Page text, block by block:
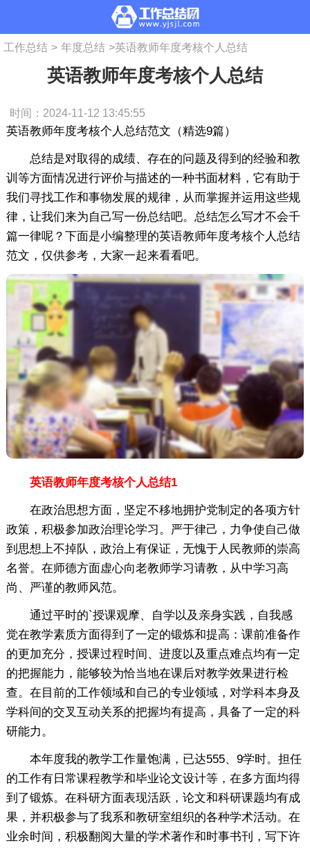
工作总结 > 年度总结 >英语教师年度考核个人总结
英语教师年度考核个人总结
时间：2024-11-12 13:45:55
英语教师年度考核个人总结范文（精选9篇）
总结是对取得的成绩、存在的问题及得到的经验和教
训等方面情况进行评价与描述的一种书面材料，它有助于
我们寻找工作和事物发展的规律，从而掌握并运用这些规
律，让我们来为自己写一份总结吧。总结怎么写才不会千
篇一律呢？下面是小编整理的英语教师年度考核个人总结
范文，仅供参考，大家一起来看看吧。
英语教师年度考核个人总结1
在政治思想方面，坚定不移地拥护党制定的各项方针
政策，积极参加政治理论学习。严于律己，力争使自己做
到思想上不掉队，政治上有保证，无愧于人民教师的崇高
名誉。在师德方面虚心向老教师学习请教，从中学习高
尚、严谨的教师风范。
通过平时的`授课观摩、自学以及亲身实践，自我感
觉在教学素质方面得到了一定的锻炼和提高：课前准备作
的更加充分，授课过程时间、进度以及重点难点均有一定
的把握能力，能够较为恰当地在课后对教学效果进行检
查。在目前的工作领域和自己的专业领域，对学科本身及
学科间的交叉互动关系的把握均有提高，具备了一定的科
研能力。
本年度我的教学工作量饱满，已达555、9学时。担任
的工作有日常课程教学和毕业论文设计等，在多方面均得
到了锻炼。在科研方面表现活跃，论文和科研课题均有成
果，并积极参与了我系和教研室组织的各种学术活动。在
业余时间，积极翻阅大量的学术著作和时事书刊，写下许